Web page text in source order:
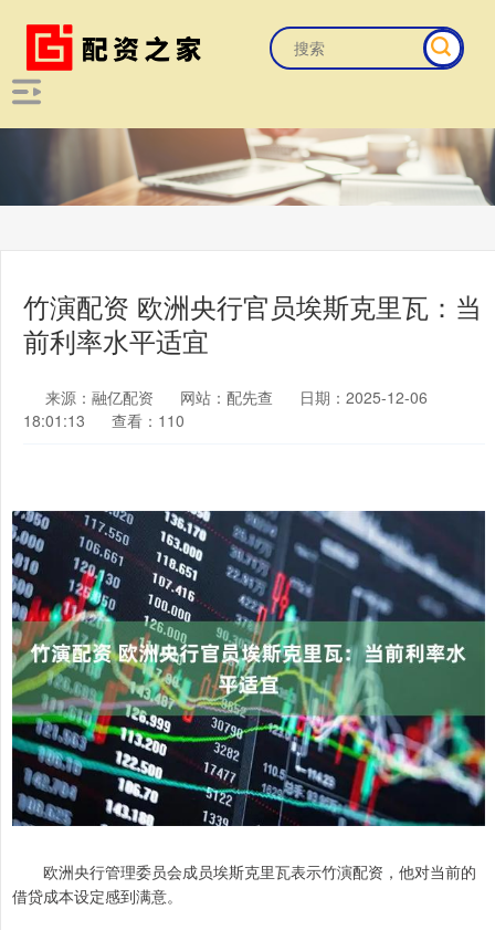
竹演配资 欧洲央行官员埃斯克里瓦：当
前利率水平适宜
来源：融亿配资 网站：配先查
日期：2025-12-06
18:01:13
查看：110
欧洲央行管理委员会成员埃斯克里瓦表示竹演配资，他对当前的
借贷成本设定感到满意。